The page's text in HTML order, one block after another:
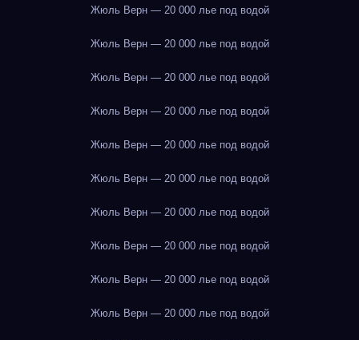
Жюль Верн — 20 000 лье под водой
Жюль Верн — 20 000 лье под водой
Жюль Верн — 20 000 лье под водой
Жюль Верн — 20 000 лье под водой
Жюль Верн — 20 000 лье под водой
Жюль Верн — 20 000 лье под водой
Жюль Верн — 20 000 лье под водой
Жюль Верн — 20 000 лье под водой
Жюль Верн — 20 000 лье под водой
Жюль Верн — 20 000 лье под водой